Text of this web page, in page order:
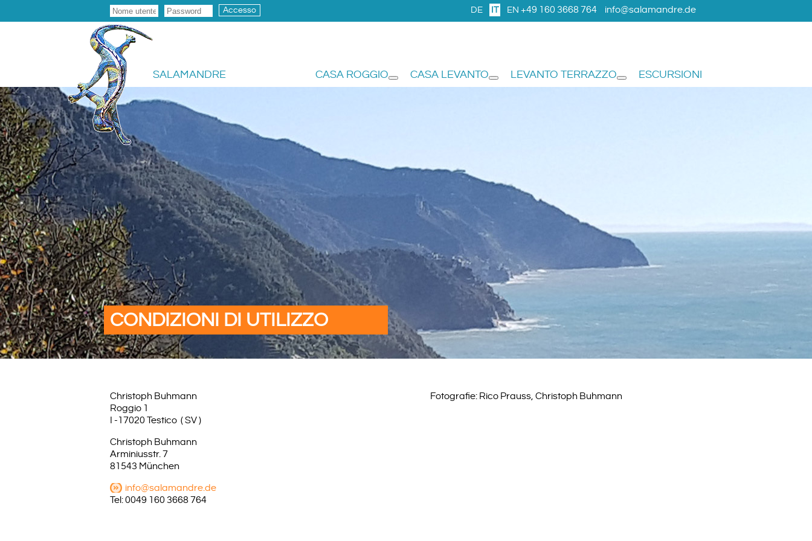
Accesso +49 160 3668 764 info@salamandre.de
DE IT EN
SALAMANDRE ESCURSIONI
LEVANTO TERRAZZO
CASA LEVANTO
CASA ROGGIO
CONDIZIONI DI UTILIZZO
Christoph Buhmann
Roggio 1
I -17020 Testico ( SV )
Christoph Buhmann
Arminiusstr. 7
81543 München
info@salamandre.de
Tel: 0049 160 3668 764
Fotografie: Rico Prauss, Christoph Buhmann